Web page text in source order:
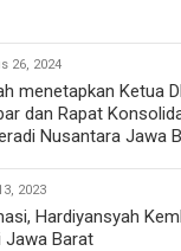
26, 2024
menetapkan Ketua
dan Rapat
Nusantara Jawa
2023
Hardiyansyah
Jawa Barat